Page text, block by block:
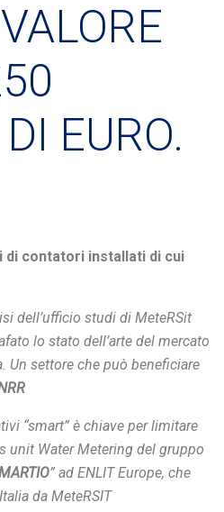
EURO.
di contatori installati di cui
dell’ufficio studi di MeteRSit
lo stato dell’arte del mercato
Un settore che può beneficiare
“smart” è chiave per limitare
unit Water Metering del gruppo
” ad ENLIT Europe, che
da MeteRSIT